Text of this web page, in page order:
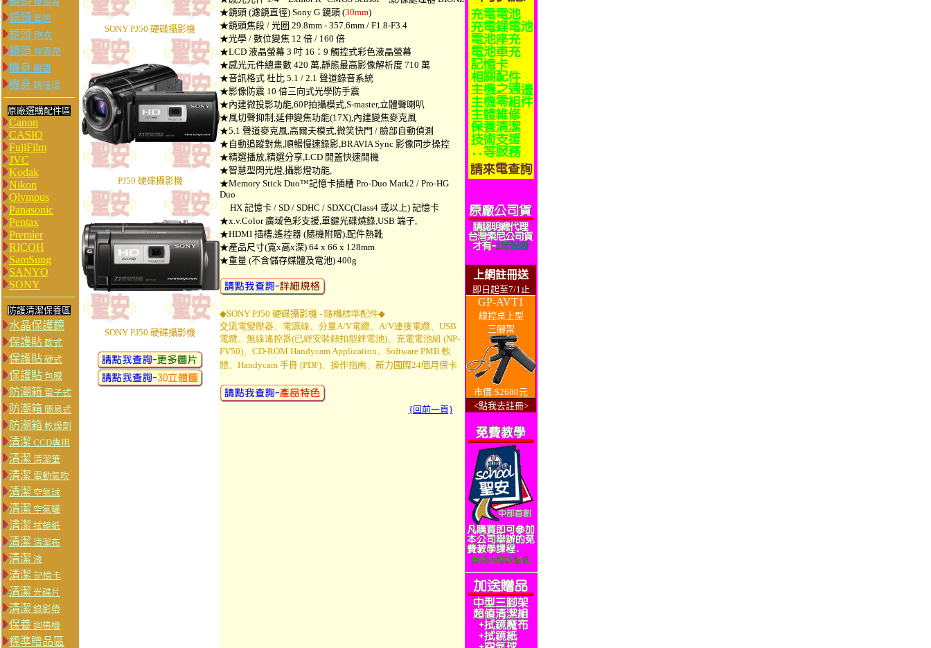
鏡頭 套筒
鏡頭 砲衣
鏡頭 除霧帶
機身 眼罩
機身 轉接環
原廠選購配件區
Canon
CASIO
FujiFilm
JVC
Kodak
Nikon
Olympus
Panasonic
Pentax
Premier
RICOH
SamSung
SANYO
SONY
防護清潔保養區
水晶保護鏡
保護貼 軟式
保護貼 硬式
保護貼 包膜
防潮箱 電子式
防潮箱 簡易式
防潮箱 乾燥劑
清潔 CCD專用
清潔 清潔筆
清潔 電動氣吹
清潔 空氣球
清潔 空氣罐
清潔 拭鏡紙
清潔 清潔布
清潔 液
清潔 記憶卡
清潔 光碟片
清潔 錄影帶
保養 迴帶機
標準贈品區
SONY PJ50 硬碟攝影機
PJ50 硬碟攝影機
SONY PJ50 硬碟攝影機
★鏡頭 (濾鏡直徑) Sony G 鏡頭 (30mm)
★鏡頭焦段 / 光圈 29.8mm - 357.6mm / F1.8-F3.4
★光學 / 數位變焦 12 倍 / 160 倍
★LCD 液晶螢幕 3 吋 16：9 觸控式彩色液晶螢幕
★感光元件總畫數 420 萬,靜態最高影像解析度 710 萬
★音訊格式 杜比 5.1 / 2.1 聲道錄音系統
★影像防震 10 倍三向式光學防手震
★內建微投影功能,60P拍攝模式,S-master,立體聲喇叭
★風切聲抑制,延伸變焦功能(17X),內建變焦麥克風
★5.1 聲道麥克風,高爾夫模式,微笑快門 / 臉部自動偵測
★自動追蹤對焦,順暢慢速錄影,BRAVIA Sync 影像同步操控
★精選播放,精選分享,LCD 開蓋快速開機
★智慧型閃光燈,攝影燈功能,
★Memory Stick Duo™記憶卡插槽 Pro-Duo Mark2 / Pro-HG
Duo
HX 記憶卡 / SD / SDHC / SDXC(Class4 或以上) 記憶卡
★x.v.Color 廣域色彩支援,單鍵光碟燒錄,USB 端子,
★HDMI 插槽,遙控器 (隨機附贈),配件熱靴
★產品尺寸(寬x高x深) 64 x 66 x 128mm
★重量 (不含儲存媒體及電池) 400g
◆SONY PJ50 硬碟攝影機 - 隨機標準配件◆
交流電變壓器、電源線、分量A/V電纜、A/V連接電纜、USB
電纜、無線遙控器(已經安裝鈕扣型鋰電池)、充電電池組 (NP-
FV50)、CD-ROM Handycam Application、Software PMB 軟
體、Handycam 手冊 (PDF)、操作指南、 新力國際24個月保卡
{回前一頁}
上網註冊送
即日起至7/1止
GP-AVT1
線控桌上型
三腳架
市價:$2680元
<點我去註冊>